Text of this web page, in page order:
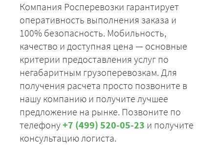
Компания Росперевозки гарантирует
оперативность выполнения заказа и
100% безопасность. Мобильность,
качество и доступная цена — основные
критерии предоставления услуг по
негабаритным грузоперевозкам. Для
получения расчета просто позвоните в
нашу компанию и получите лучшее
предложение на рынке. Позвоните по
телефону+7 (499) 520-05-23 и получите
консультацию логиста.